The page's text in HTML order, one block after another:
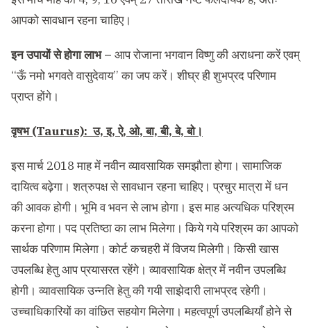
आपको सावधान रहना चाहिए।
इन उपायों से होगा लाभ – आप रोजाना भगवान विष्णु की अराधना करें एवम्
‘‘ऊँ नमो भगवते वासुदेवाय’’ का जप करें। शीघ्र ही शुभप्रद परिणाम
प्राप्त होंगे।
वृषभ (Taurus): उ, इ, ऐ, ओ, बा, बी, बे, बो।
इस मार्च 2018 माह में नवीन व्यावसायिक समझौता होगा। सामाजिक
दायित्व बढ़ेगा। शत्रुपक्ष से सावधान रहना चाहिए। प्रचुर मात्रा में धन
की आवक होगी। भूमि व भवन से लाभ होगा। इस माह अत्यधिक परिश्रम
करना होगा। पद प्रतिष्ठा का लाभ मिलेगा। किये गये परिश्रम का आपको
सार्थक परिणाम मिलेगा। कोर्ट कचहरी में विजय मिलेगी। किसी खास
उपलब्धि हेतु आप प्रयासरत रहेंगे। व्यावसायिक क्षेत्र में नवीन उपलब्धि
होगी। व्यावसायिक उन्नति हेतु की गयी साझेदारी लाभप्रद रहेगी।
उच्चाधिकारियों का वांछित सहयोग मिलेगा। महत्वपूर्ण उपलब्धियाँ होने से